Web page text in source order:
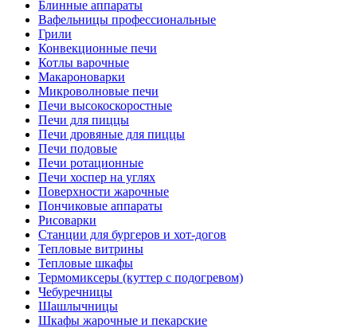
Блинные аппараты
Вафельницы профессиональные
Грили
Конвекционные печи
Котлы варочные
Макароноварки
Микроволновые печи
Печи высокоскоростные
Печи для пиццы
Печи дровяные для пиццы
Печи подовые
Печи ротационные
Печи хоспер на углях
Поверхности жарочные
Пончиковые аппараты
Рисоварки
Станции для бургеров и хот-догов
Тепловые витрины
Тепловые шкафы
Термомиксеры (куттер с подогревом)
Чебуречницы
Шашлычницы
Шкафы жарочные и пекарские